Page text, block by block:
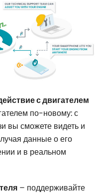
с двигателем
по-новому: с
вы сможете видеть и
данные о его
и в реальном
– поддерживайте